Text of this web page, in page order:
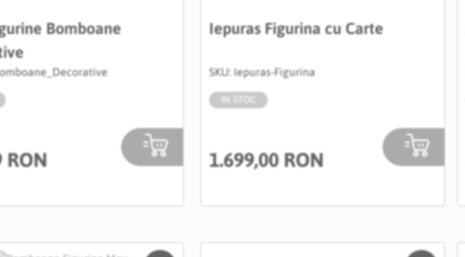
Bomboane
RON
Iepuras Figurina cu Carte
SKU: Iepuras-Figurina
IN STOC
1.699,00 RON